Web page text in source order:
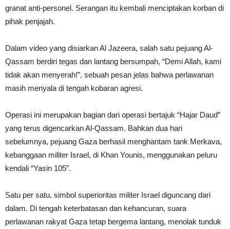
granat anti-personel. Serangan itu kembali menciptakan korban di
pihak penjajah.
Dalam video yang disiarkan Al Jazeera, salah satu pejuang Al-
Qassam berdiri tegas dan lantang bersumpah, “Demi Allah, kami
tidak akan menyerah!”, sebuah pesan jelas bahwa perlawanan
masih menyala di tengah kobaran agresi.
Operasi ini merupakan bagian dari operasi bertajuk “Hajar Daud”
yang terus digencarkan Al-Qassam. Bahkan dua hari
sebelumnya, pejuang Gaza berhasil menghantam tank Merkava,
kebanggaan militer Israel, di Khan Younis, menggunakan peluru
kendali “Yasin 105”.
Satu per satu, simbol superioritas militer Israel diguncang dari
dalam. Di tengah keterbatasan dan kehancuran, suara
perlawanan rakyat Gaza tetap bergema lantang, menolak tunduk